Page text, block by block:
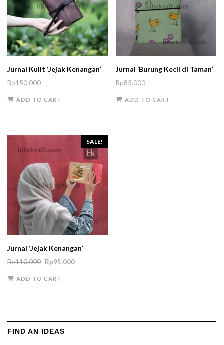
Jurnal Kulit ‘Jejak Kenangan’
Rp150.000
ADD TO CART
Jurnal ‘Burung Kecil di Taman’
Rp85.000
ADD TO CART
SALE!
Jurnal ‘Jejak Kenangan’
Rp110.000 Original
was:
Rp95.000Current
ADD TO CART
FIND AN IDEAS